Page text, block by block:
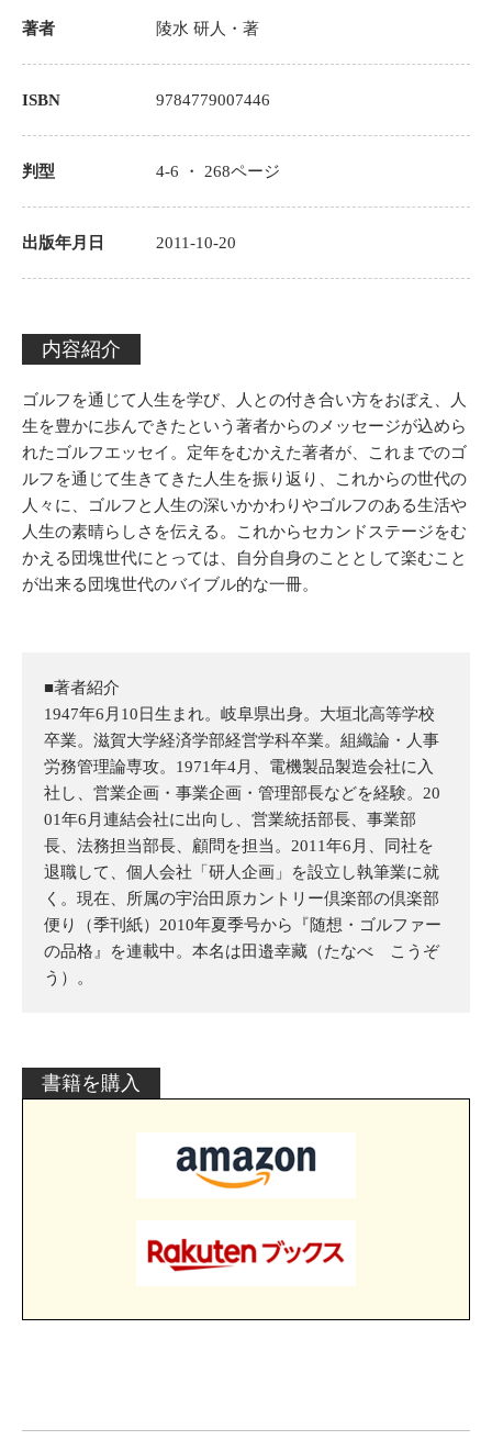
著者 陵水 研人 ・著
ISBN 9784779007446
判型 4-6 ・ 268ページ
出版年月日 2011-10-20
内容紹介
ゴルフを通じて人生を学び、人との付き合い方をおぼえ、人
生を豊かに歩んできたという著者からのメッセージが込めら
れたゴルフエッセイ。定年をむかえた著者が、これまでのゴ
ルフを通じて生きてきた人生を振り返り、これからの世代の
人々に、ゴルフと人生の深いかかわりやゴルフのある生活や
人生の素晴らしさを伝える。これからセカンドステージをむ
かえる団塊世代にとっては、自分自身のこととして楽むこと
が出来る団塊世代のバイブル的な一冊。
■著者紹介
1947年6月10日生まれ。岐阜県出身。大垣北高等学校
卒業。滋賀大学経済学部経営学科卒業。組織論・人事
労務管理論専攻。1971年4月、電機製品製造会社に入
社し、営業企画・事業企画・管理部長などを経験。20
01年6月連結会社に出向し、営業統括部長、事業部
長、法務担当部長、顧問を担当。2011年6月、同社を
退職して、個人会社「研人企画」を設立し執筆業に就
く。現在、所属の宇治田原カントリー倶楽部の倶楽部
便り（季刊紙）2010年夏季号から『随想・ゴルファー
の品格』を連載中。本名は田邉幸藏（たなべ こうぞ
う）。
書籍を購入